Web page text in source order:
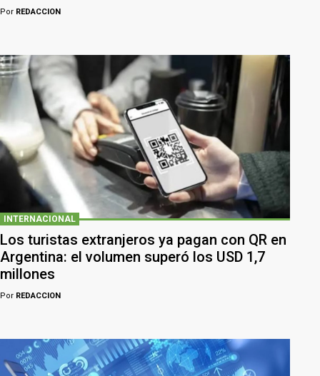
Por REDACCION
INTERNACIONAL
Los turistas extranjeros ya pagan con QR en
Argentina: el volumen superó los USD 1,7
millones
Por REDACCION